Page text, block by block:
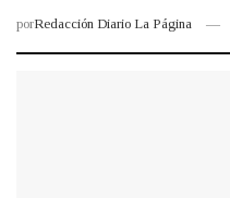
porRedacción Diario La Página